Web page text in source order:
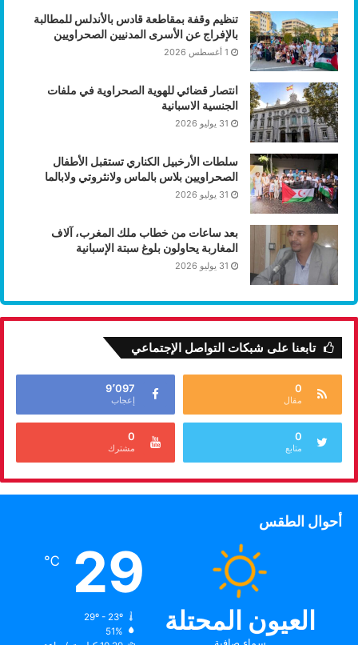
تنظيم وقفة بمقاطعة قادس بالأندلس للمطالبة
بالإفراج عن الأسرى المدنيين الصحراويين
1 أغسطس 2026
انتصار قضائي للهوية الصحراوية في ملفات
الجنسية الاسبانية
31 يوليو 2026
سلطات الأرخبيل الكناري تستقبل الأطفال
الصحراويين بلاس بالماس ولانثروتي ولابالما
31 يوليو 2026
بعد ساعات من خطاب ملك المغرب، آلاف
المغاربة يحاولون بلوغ سبتة الإسبانية
31 يوليو 2026
تابعنا على شبكات التواصل الإجتماعي
0
مقال
9٬097
إعجاب
0
متابع
0
مشترك
أحوال الطقس
العيون المحتلة
29
℃
29º - 23º
51%